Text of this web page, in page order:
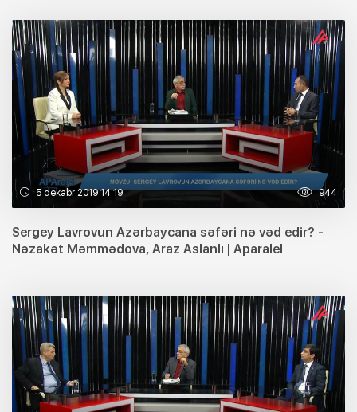
5 dekabr 2019 14:19 944
Sergey Lavrovun Azərbaycana səfəri nə vəd edir? -
Nəzakət Məmmədova, Araz Aslanlı | Aparalel